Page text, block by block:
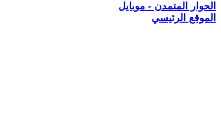
الحوار المتمدن - موبايل
الموقع الرئيسي